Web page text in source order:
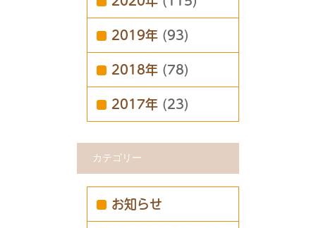
2019年 (93)
2018年 (78)
2017年 (23)
カテゴリー
お知らせ